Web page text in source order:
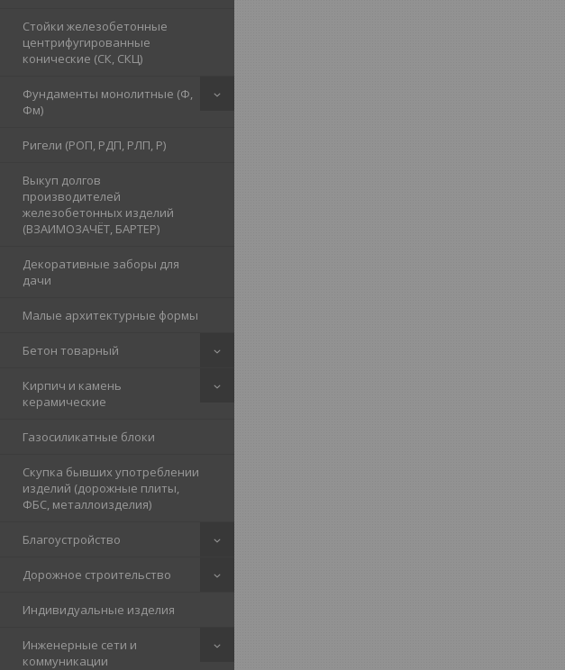
Стойки железобетонные
центрифугированные
конические (СК, СКЦ)
Фундаменты монолитные (Ф,
Фм)
Ригели (РОП, РДП, РЛП, Р)
Выкуп долгов
производителей
железобетонных изделий
(ВЗАИМОЗАЧЁТ, БАРТЕР)
Декоративные заборы для
дачи
Малые архитектурные формы
Бетон товарный
Кирпич и камень
керамические
Газосиликатные блоки
Скупка бывших употреблении
изделий (дорожные плиты,
ФБС, металлоизделия)
Благоустройство
Дорожное строительство
Индивидуальные изделия
Инженерные сети и
коммуникации